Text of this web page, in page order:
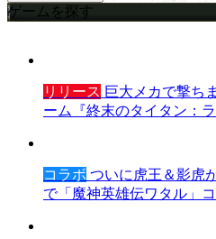
ゲームを探す
リリース 巨大メカで撃ち
ーム『終末のタイタン：
コラボ ついに虎王＆影虎
で「魔神英雄伝ワタル」